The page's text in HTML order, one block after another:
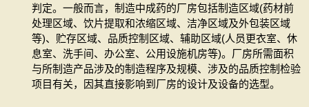
判定。一般而言，制造中成药的厂房包括制造区域(药材前
处理区域、饮片提取和浓缩区域、洁净区域及外包装区域
等)、贮存区域、品质控制区域、辅助区域(人员更衣室、休
息室、洗手间、办公室、公用设施机房等)。厂房所需面积
与所制造产品涉及的制造程序及规模、涉及的品质控制检验
项目有关，因其直接影响到厂房的设计及设备的选型。